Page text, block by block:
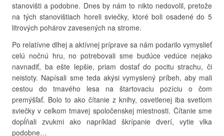
stanovišti a podobne. Dnes by nám to nikto nedovolil, pretože
na tých stanovištiach horeli sviečky, ktoré boli osadené do 5
litrových pohárov zavesených na strome.
Po relatívne dlhej a aktívnej príprave sa nám podarilo vymyslieť
celú nočnú hru, no potrebovali sme budúce vedúce nejako
navnadiť, ba ešte lepšie, priam dostať do pocitu strachu, či
neistoty. Napísali sme teda akýsi vymyslený príbeh, aby mali
cestou do tmavého lesa na štartovaciu pozíciu o čom
premýšľať. Bolo to ako čítanie z knihy, osvetlenej iba svetlom
sviečky v celkom tmavej spoločenskej miestnosti. Čítanie sme
dopĺňali zvukmi ako napríklad škrípanie dverí, vytie vlka
podobne…